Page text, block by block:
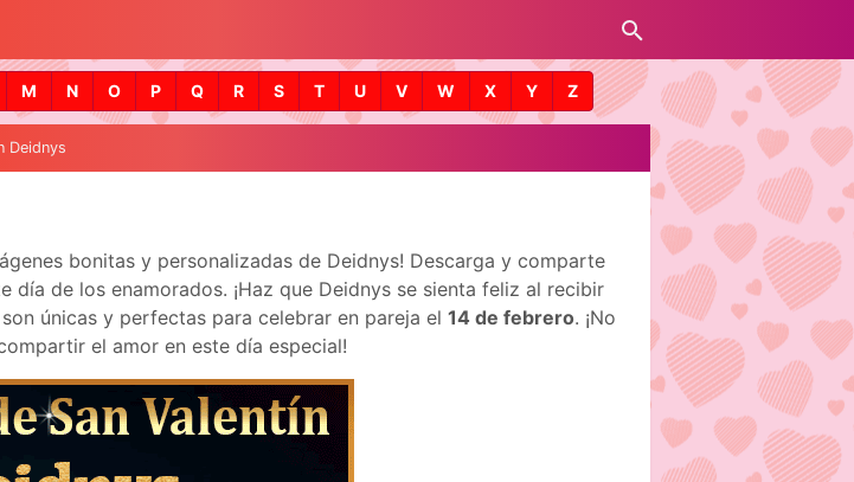
M N O P Q R S T U V W X Y Z
Deidnys
bonitas y personalizadas de Deidnys! Descarga y comparte
de los enamorados. ¡Haz que Deidnys se sienta feliz al recibir
únicas y perfectas para celebrar en pareja el 14 de febrero. ¡No
el amor en este día especial!